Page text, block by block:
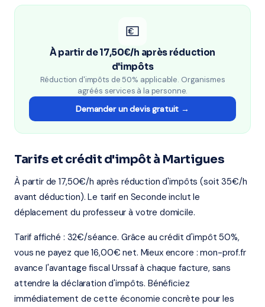
💶
À partir de 17,50€/h après réduction
d'impôts
Réduction d'impôts de 50% applicable. Organismes
agréés services à la personne.
Demander un devis gratuit →
Tarifs et crédit d'impôt à Martigues
À partir de 17,50€/h après réduction d'impôts (soit 35€/h
avant déduction). Le tarif en Seconde inclut le
déplacement du professeur à votre domicile.
Tarif affiché : 32€/séance. Grâce au crédit d'impôt 50%,
vous ne payez que 16,00€ net. Mieux encore : mon-prof.fr
avance l'avantage fiscal Urssaf à chaque facture, sans
attendre la déclaration d'impôts. Bénéficiez
immédiatement de cette économie concrète pour les